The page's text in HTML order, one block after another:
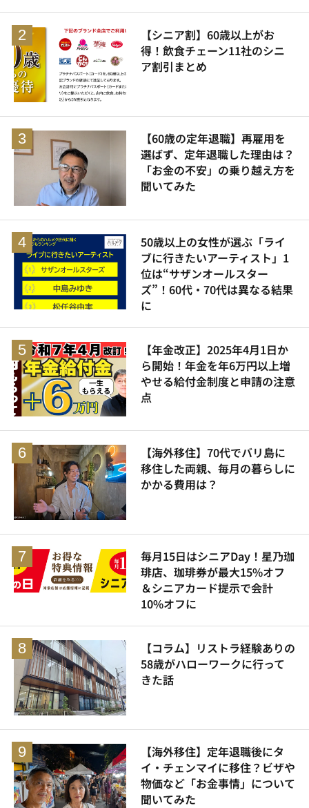
【シニア割】60歳以上がお
得！飲食チェーン11社のシニ
ア割引まとめ
【60歳の定年退職】再雇用を
選ばず、定年退職した理由は？
「お金の不安」の乗り越え方を
聞いてみた
50歳以上の女性が選ぶ「ライ
ブに行きたいアーティスト」1
位は“サザンオールスター
ズ”！60代・70代は異なる結果
に
【年金改正】2025年4月1日か
ら開始！年金を年6万円以上増
やせる給付金制度と申請の注意
点
【海外移住】70代でバリ島に
移住した両親、毎月の暮らしに
かかる費用は？
毎月15日はシニアDay！星乃珈
琲店、珈琲券が最大15%オフ
＆シニアカード提示で会計
10%オフに
【コラム】リストラ経験ありの
58歳がハローワークに行って
きた話
【海外移住】定年退職後にタ
イ・チェンマイに移住？ビザや
物価など「お金事情」について
聞いてみた